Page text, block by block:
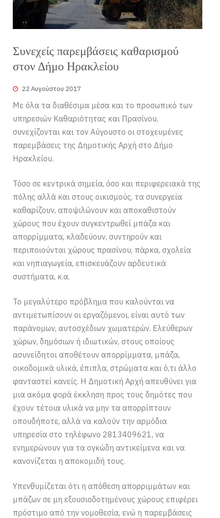
Συνεχείς παρεμβάσεις καθαρισμού
στον Δήμο Ηρακλείου
22 Αυγούστου 2017
Με όλα τα διαθέσιμα μέσα και το προσωπικό των
υπηρεσιών Καθαριότητας και Πρασίνου,
συνεχίζονται και τον Αύγουστο οι στοχευμένες
παρεμβάσεις της Δημοτικής Αρχή στο Δήμο
Ηρακλείου.
Τόσο σε κεντρικά σημεία, όσο και περιφερειακά της
πόλης αλλά και στους οικισμούς, τα συνεργεία
καθαρίζουν, αποψιλώνουν και αποκαθιστούν
χώρους που έχουν συγκεντρωθεί μπάζα και
απορρίμματα, κλαδεύουν, συντηρούν και
περιποιούνται χώρους πρασίνου, πάρκα, σχολεία
και νηπιαγωγεία, επισκευάζουν αρδευτικά
συστήματα, κ.α.
Το μεγαλύτερο πρόβλημα που καλούνται να
αντιμετωπίσουν οι εργαζόμενοι, είναι αυτό των
παράνομων, αυτοσχέδιων χωματερών. Ελεύθερων
χώρων, δημόσιων ή ιδιωτικών, στους οποίους
ασυνείδητοι αποθέτουν απορρίμματα, μπάζα,
οικοδομικά υλικά, έπιπλα, στρώματα και ό,τι άλλο
φανταστεί κανείς. Η Δημοτική Αρχή απευθύνει για
μια ακόμα φορά έκκληση προς τους δημότες που
έχουν τέτοια υλικά να μην τα απορρίπτουν
οπουδήποτε, αλλά να καλούν την αρμόδια
υπηρεσία στο τηλέφωνο 2813409621, να
ενημερώνουν για τα ογκώδη αντικείμενα και να
κανονίζεται η αποκομιδή τους.
Υπενθυμίζεται ότι η απόθεση απορριμμάτων και
μπάζων σε μη εξουσιοδοτημένους χώρους επιφέρει
πρόστιμο από την νομοθεσία, ενώ η παρεμβάσεις